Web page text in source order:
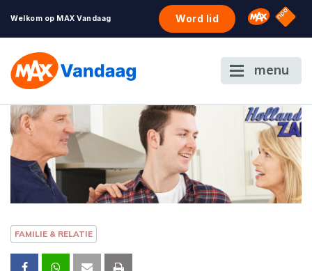
Welkom op MAX Vandaag Word lid Omroep
NPO
menu
FAMILIE & RELATIE